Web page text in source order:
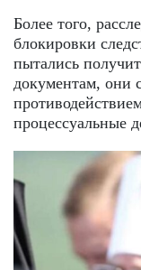
Более того,
блокировки
пытались
документам, они
процессуальные